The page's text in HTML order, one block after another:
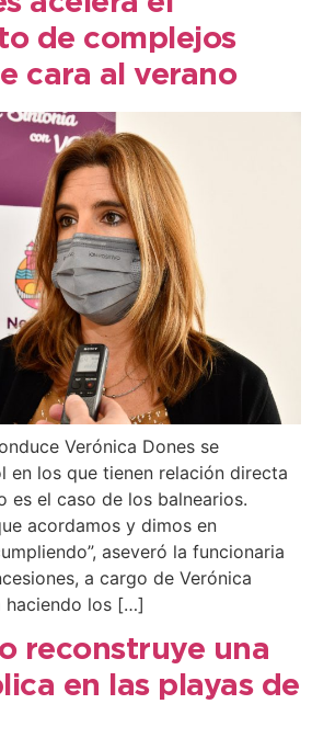
de complejos
cara al verano
Verónica Dones se
en los que tienen relación directa
es el caso de los balnearios.
acordamos y dimos en
aseveró la funcionaria
a cargo de Verónica
haciendo los […]
reconstruye una
en las playas de